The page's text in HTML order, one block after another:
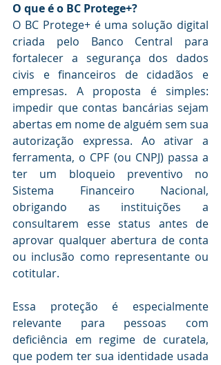
O que é o BC Protege+?
O BC Protege+ é uma solução digital
criada pelo Banco Central para
fortalecer a segurança dos dados
civis e financeiros de cidadãos e
empresas. A proposta é simples:
impedir que contas bancárias sejam
abertas em nome de alguém sem sua
autorização expressa. Ao ativar a
ferramenta, o CPF (ou CNPJ) passa a
ter um bloqueio preventivo no
Sistema Financeiro Nacional,
obrigando as instituições a
consultarem esse status antes de
aprovar qualquer abertura de conta
ou inclusão como representante ou
cotitular.
Essa proteção é especialmente
relevante para pessoas com
deficiência em regime de curatela,
que podem ter sua identidade usada